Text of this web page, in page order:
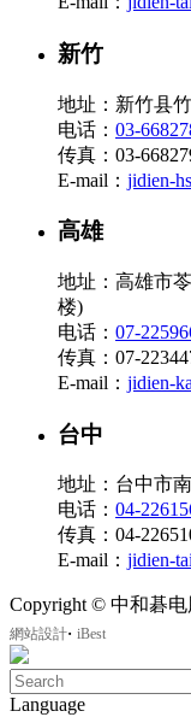
新竹
地址：新竹县
电话： 03-
传真：03-
E-mail： jidien-
高雄
地址：高雄市
楼)
电话： 07-
传真：07-
E-mail： jidien-
台中
地址：台中市
电话： 04-
传真：04-
E-mail： jidien-
Copyright © 中和碁电
網站設計‧ iBest
Language